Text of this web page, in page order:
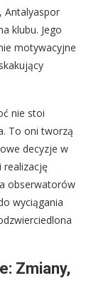
Antalyaspor
klubu. Jego
motywacyjne
nie stoi
To oni tworzą
decyzje w
realizację
obserwatorów
wyciągania
Zmiany,